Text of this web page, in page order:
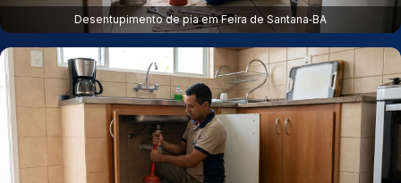
Desentupimento de pia em Feira de Santana‑BA